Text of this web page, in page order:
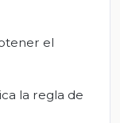
el
la regla de